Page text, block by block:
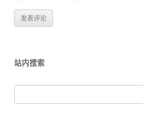
站内搜索
索